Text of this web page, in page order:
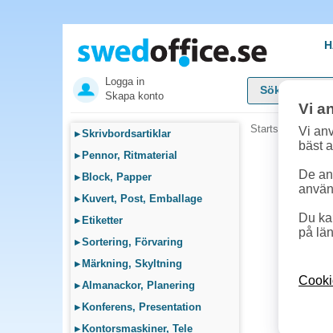
Logga in
Skapa konto
▸Skrivbordsartiklar
▸ Pennor, Ritmaterial
▸ Block, Papper
▸ Kuvert, Post, Emballage
▸ Etiketter
▸Sortering, Förvaring
▸ Märkning, Skyltning
▸Almanackor, Planering
▸ Konferens, Presentation
▸ Kontorsmaskiner, Tele
Startsida »Städ,
Vi
Vi
bäst
De
Du
på